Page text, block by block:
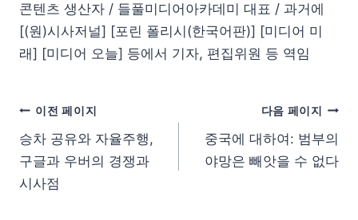
콘텐츠 생산자 / 들풀미디어아카데미 대표 / 과거에
[(원)시사저널] [포린 폴리시(한국어판)] [미디어 미
래] [미디어 오늘] 등에서 기자, 편집위원 등 역임
이전 페이지
승차 공유와 자율주행,
구글과 우버의 경쟁과
시사점
다음 페이지
중국에 대하여: 범부의
야망은 빼앗을 수 없다